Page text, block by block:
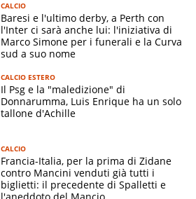
CALCIO
Baresi e l'ultimo derby, a Perth con
l'Inter ci sarà anche lui: l'iniziativa di
Marco Simone per i funerali e la Curva
sud a suo nome
CALCIO ESTERO
Il Psg e la "maledizione" di
Donnarumma, Luis Enrique ha un solo
tallone d'Achille
CALCIO
Francia-Italia, per la prima di Zidane
contro Mancini venduti già tutti i
biglietti: il precedente di Spalletti e